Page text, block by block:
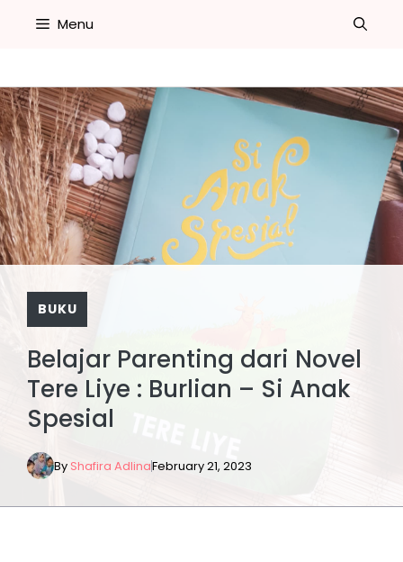
Menu
BUKU
Belajar Parenting dari Novel
Tere Liye : Burlian – Si Anak
Spesial
By Shafira AdlinaFebruary 21, 2023